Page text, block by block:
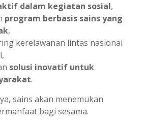
dalam kegiatan sosial,
program berbasis sains yang
,
kerelawanan lintas nasional
solusi inovatif untuk
.
sains akan menemukan
bagi sesama.